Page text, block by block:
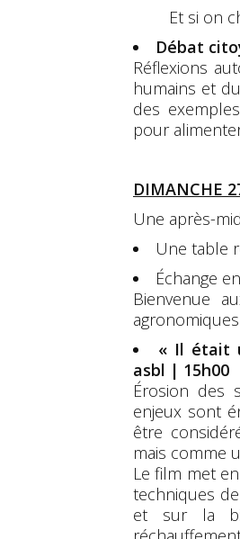
Et si on
Débat
Réflexions
humains et
des
pour
DIMANCHE
Une après-
Une table
Échange
Bienvenue
« Il était
asbl | 15h00
Érosion des
enjeux sont
être
mais comme
Le film met
techniques
et sur la